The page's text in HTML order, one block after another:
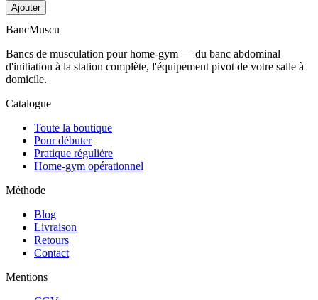
Ajouter
BancMuscu
Bancs de musculation pour home-gym — du banc abdominal
d'initiation à la station complète, l'équipement pivot de votre salle à
domicile.
Catalogue
Toute la boutique
Pour débuter
Pratique régulière
Home-gym opérationnel
Méthode
Blog
Livraison
Retours
Contact
Mentions